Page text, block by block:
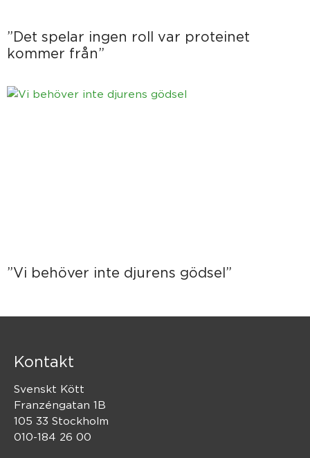
”Det spelar ingen roll var proteinet
kommer från”
”Vi behöver inte djurens gödsel”
Kontakt
Svenskt Kött
Franzéngatan 1B
105 33 Stockholm
010-184 26 00